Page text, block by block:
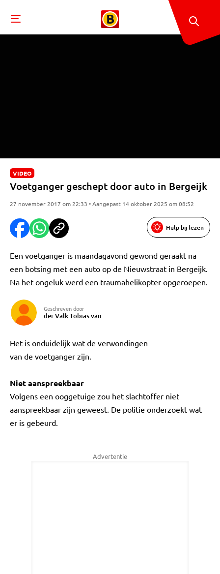
VIDEO
Voetganger geschept door auto in Bergeijk
27 november 2017 om 22:33 • Aangepast 14 oktober 2025 om 08:52
Hulp bij lezen
Een voetganger is maandagavond gewond geraakt na
een botsing met een auto op de Nieuwstraat in Bergeijk.
Na het ongeluk werd een traumahelikopter opgeroepen.
Geschreven door
der Valk Tobias van
Het is onduidelijk wat de verwondingen
van de voetganger zijn.
Niet aanspreekbaar
Volgens een ooggetuige zou het slachtoffer niet
aanspreekbaar zijn geweest. De politie onderzoekt wat
er is gebeurd.
Advertentie